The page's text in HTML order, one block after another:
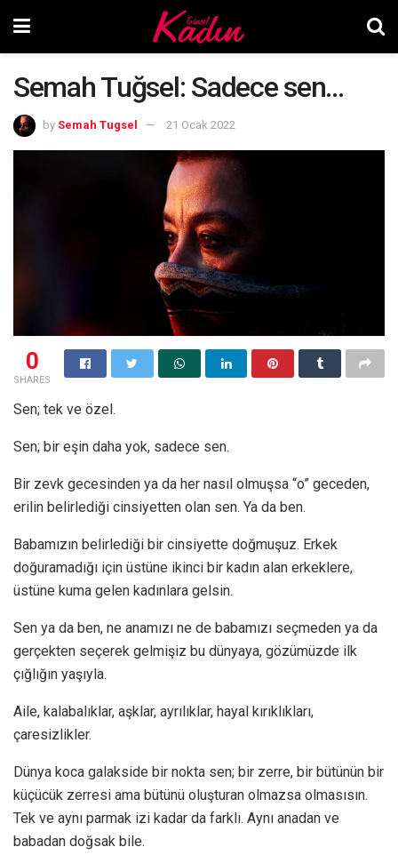
Semah Tuğsel: Sadece sen…
by Semah Tugsel 21 Ocak 2022
0
SHARES
Sen; tek ve özel.
Sen; bir eşin daha yok, sadece sen.
Bir zevk gecesinden ya da her nasıl olmuşsa “o” geceden,
erilin belirlediği cinsiyetten olan sen. Ya da ben.
Babamızın belirlediği bir cinsiyette doğmuşuz. Erkek
doğuramadığı için üstüne ikinci bir kadın alan erkeklere,
üstüne kuma gelen kadınlara gelsin.
Sen ya da ben, ne anamızı ne de babamızı seçmeden ya da
gerçekten seçerek gelmişiz bu dünyaya, gözümüzde ilk
çığlığın yaşıyla.
Aile, kalabalıklar, aşklar, ayrılıklar, hayal kırıklıkları,
çaresizlikler.
Dünya koca galakside bir nokta sen; bir zerre, bir bütünün bir
küçücük zerresi ama bütünü oluşturan olmazsa olmasısın.
Tek ve aynı parmak izi kadar da farklı. Aynı anadan ve
babadan doğsak bile.